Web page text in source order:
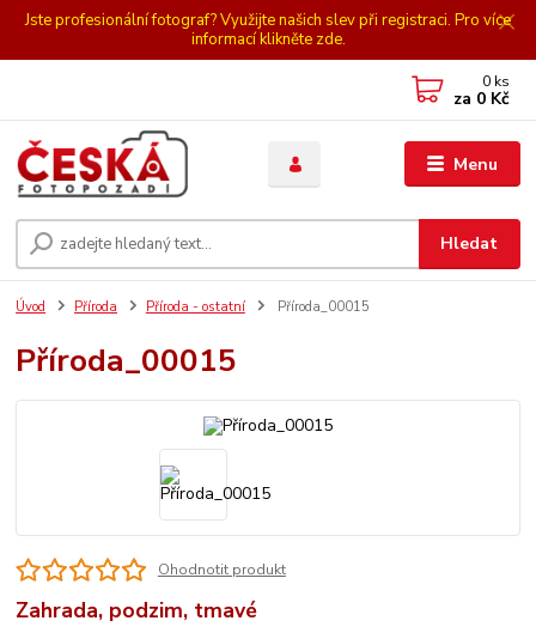
Jste profesionální fotograf? Využijte našich slev při registraci. Pro více
informací klikněte zde.
Menu
Hledat
0 ks
za 0 Kč
Úvod Příroda Příroda - ostatní Příroda_00015
Příroda_00015
Ohodnotit produkt
Zahrada, podzim, tmavé